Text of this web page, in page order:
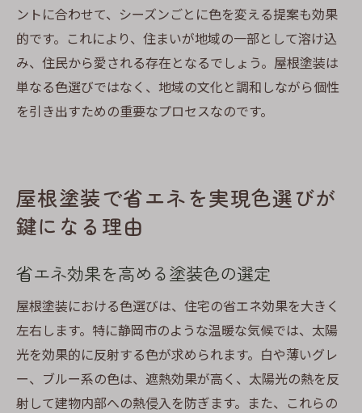
ントに合わせて、シーズンごとに色を変える提案も効果
的です。これにより、住まいが地域の一部として溶け込
み、住民から愛される存在となるでしょう。屋根塗装は
単なる色選びではなく、地域の文化と調和しながら個性
を引き出すための重要なプロセスなのです。
屋根塗装で省エネを実現色選びが
鍵になる理由
省エネ効果を高める塗装色の選定
屋根塗装における色選びは、住宅の省エネ効果を大きく
左右します。特に静岡市のような温暖な気候では、太陽
光を効果的に反射する色が求められます。白や薄いグレ
ー、ブルー系の色は、遮熱効果が高く、太陽光の熱を反
射して建物内部への熱侵入を防ぎます。また、これらの